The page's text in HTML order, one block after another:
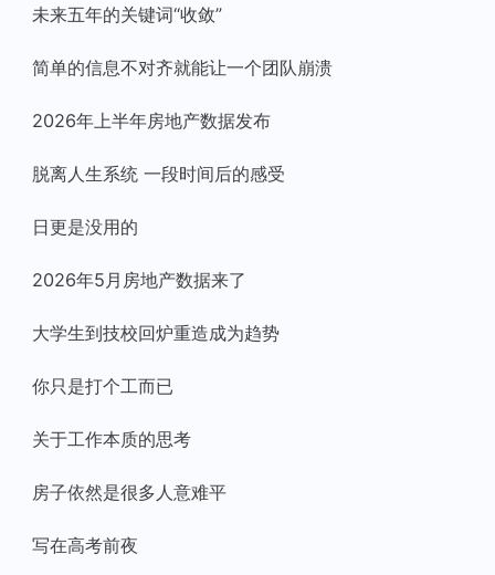
未来五年的关键词“收敛”
简单的信息不对齐就能让一个团队崩溃
2026年上半年房地产数据发布
脱离人生系统 一段时间后的感受
日更是没用的
2026年5月房地产数据来了
大学生到技校回炉重造成为趋势
你只是打个工而已
关于工作本质的思考
房子依然是很多人意难平
写在高考前夜